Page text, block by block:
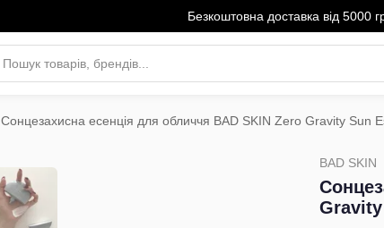
Безкоштовна доставка від 5000
Сонцезахисна есенція для обличчя BAD SKIN Zero Gravity Sun
4
BAD SKIN